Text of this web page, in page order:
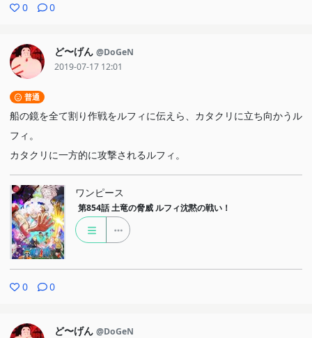
0 0
ど〜げん @DoGeN
2019-07-17 12:01
普通
船の鏡を全て割り作戦をルフィに伝えら、カタクリに立ち向かうル
フィ。
カタクリに一方的に攻撃されるルフィ。
ワンピース
第854話 土竜の脅威 ルフィ沈黙の戦い！
0 0
ど〜げん @DoGeN